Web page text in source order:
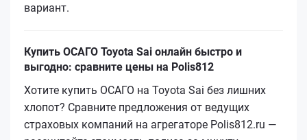
вариант.
Купить ОСАГО Toyota Sai онлайн быстро и
выгодно: сравните цены на Polis812
Хотите купить ОСАГО на Toyota Sai без лишних
хлопот? Сравните предложения от ведущих
страховых компаний на агрегаторе Polis812.ru —